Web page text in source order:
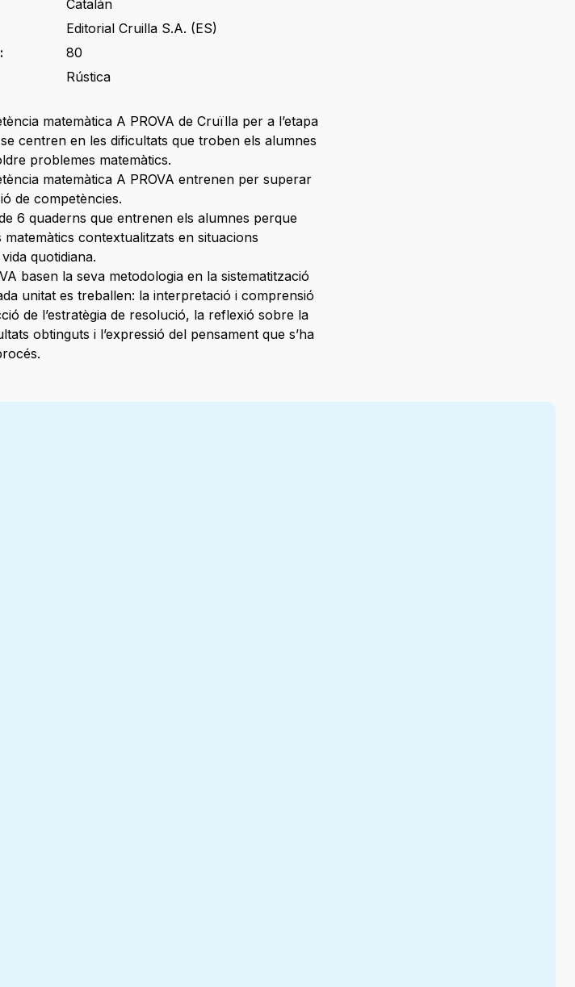
Catalán
Editorial Cruilla S.A. (ES)
80
Rústica
matemàtica A PROVA de Cruïlla per a l’etapa
centren en les dificultats que troben els alumnes
problemes matemàtics.
matemàtica A PROVA entrenen per superar
de competències.
6 quaderns que entrenen els alumnes perque
contextualitzats en situacions
quotidiana.
basen la seva metodologia en la sistematització
unitat es treballen: la interpretació i comprensió
de l’estratègia de resolució, la reflexió sobre la
obtinguts i l’expressió del pensament que s’ha